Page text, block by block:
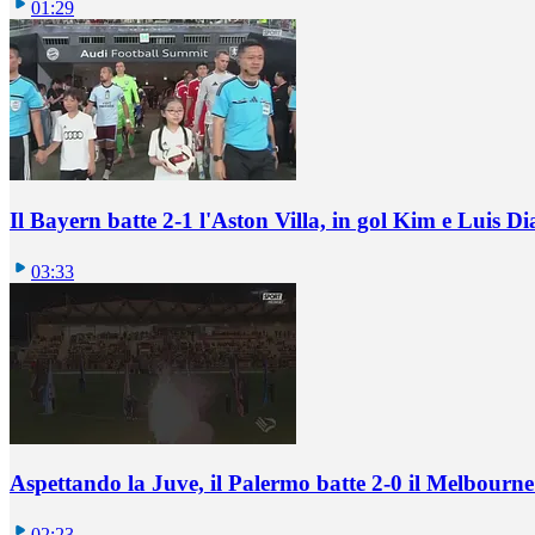
01:29
Il Bayern batte 2-1 l'Aston Villa, in gol Kim e Luis
03:33
Aspettando la Juve, il Palermo batte 2-0 il